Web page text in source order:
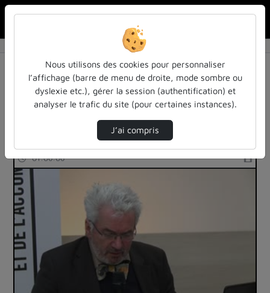
Résultats de la recherche
Filtres actifs (cliquer pour en retirer) :
education
les-rendez-vous-des-acteurs-de-la-fia
01:06:06
Nous utilisons des cookies pour personnaliser
l’affichage (barre de menu de droite, mode sombre ou
dyslexie etc.), gérer la session (authentification) et
analyser le trafic du site (pour certaines instances).
J’ai compris